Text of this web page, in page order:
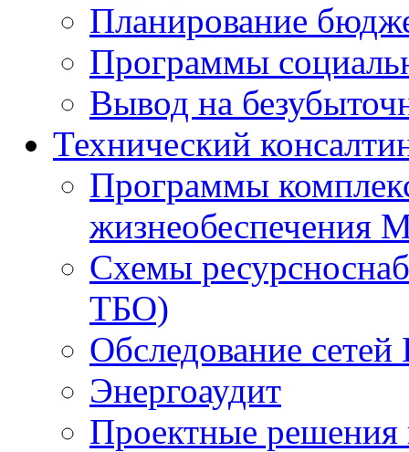
Планирование
Программы
Вывод на
Технический
Программы
жизнеобеспечения
Схемы
ТБО)
Обследование
Энергоаудит
Проектные решения